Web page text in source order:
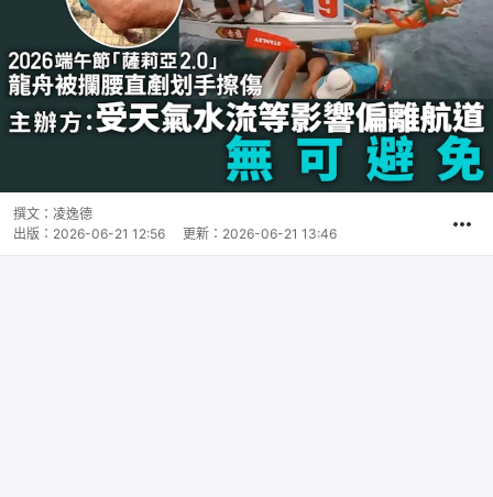
撰文： 凌逸德
出版： 2026-06-21 12:56 更新： 2026-06-21 13:46